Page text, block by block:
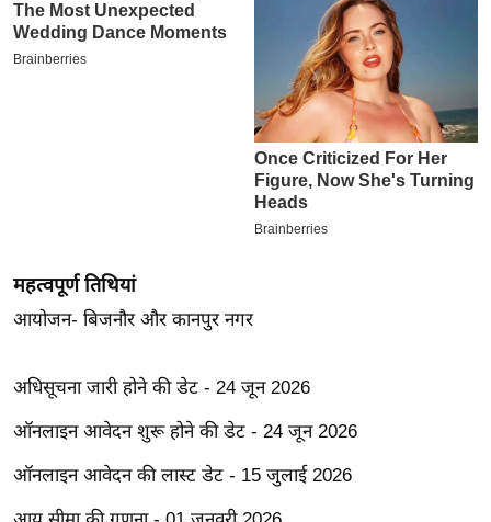
इ
म
ल
मि
ल
श
महत्वपूर्ण तिथियां
आयोजन- बिजनौर और कानपुर नगर
अधिसूचना जारी होने की डेट - 24 जून 2026
ऑनलाइन आवेदन शुरू होने की डेट - 24 जून 2026
ऑनलाइन आवेदन की लास्ट डेट - 15 जुलाई 2026